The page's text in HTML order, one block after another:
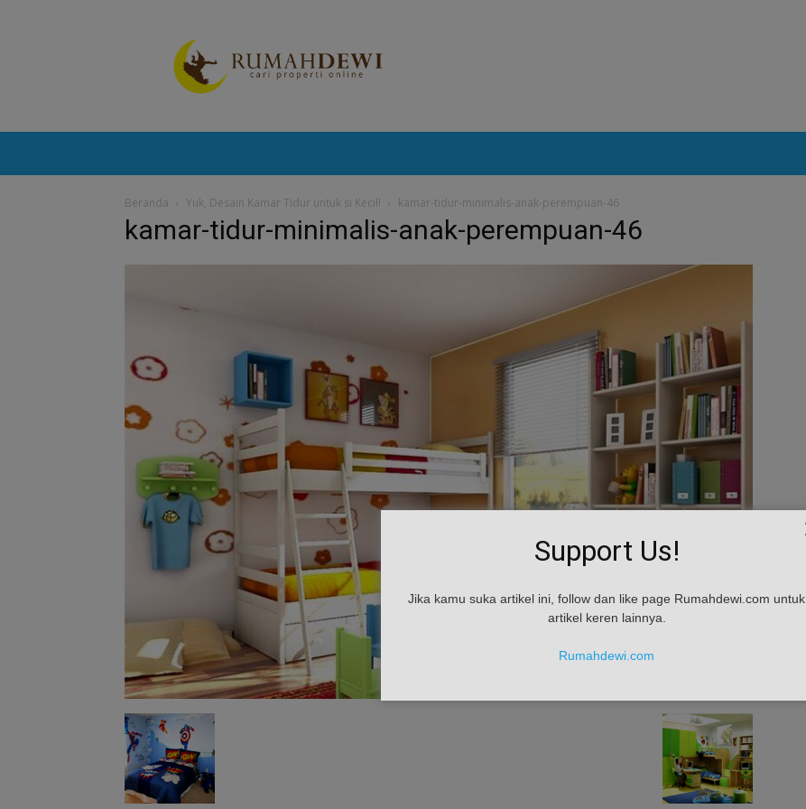
Berita
Properti
Terkini
Beranda Yuk, Desain Kamar Tidur untuk si Kecil! kamar-tidur-minimalis-anak-perempuan-46
kamar-tidur-minimalis-anak-perempuan-46
Support Us!
Jika kamu suka artikel ini, follow dan like page Rumahdewi.com untuk
artikel keren lainnya.
Rumahdewi.com